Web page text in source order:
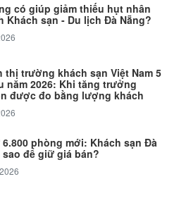
có giúp giảm thiếu hụt nhân
Khách sạn - Du lịch Đà Nẵng?
thị trường khách sạn Việt Nam 5
năm 2026: Khi tăng trưởng
được đo bằng lượng khách
phòng mới: Khách sạn Đà
sao để giữ giá bán?